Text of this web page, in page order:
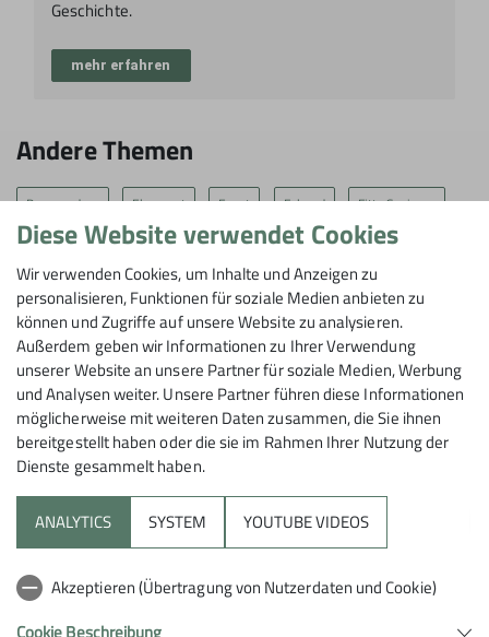
Geschichte.
mehr erfahren
Andere Themen
Bergwandern Ehrenamt Event Fahrrad Fitte Senioren
Hochtouren Hochtouren-/Wandergruppe Klettersteig
Kletterzentrum Klimaschutz Kurs Mountainbike Natur
News SAG SAG Sektion SkiAlpinSport Skitouren
Tour Tourenbericht Wandern
Sektion
Hilfreiche Links
Diese Website verwendet Cookies
Wir verwenden Cookies, um Inhalte und Anzeigen zu
personalisieren, Funktionen für soziale Medien anbieten zu
können und Zugriffe auf unsere Website zu analysieren.
Außerdem geben wir Informationen zu Ihrer Verwendung
unserer Website an unsere Partner für soziale Medien, Werbung
und Analysen weiter. Unsere Partner führen diese Informationen
möglicherweise mit weiteren Daten zusammen, die Sie ihnen
bereitgestellt haben oder die sie im Rahmen Ihrer Nutzung der
Dienste gesammelt haben.
ANALYTICS SYSTEM YOUTUBE VIDEOS
Akzeptieren (Übertragung von Nutzerdaten und Cookie)